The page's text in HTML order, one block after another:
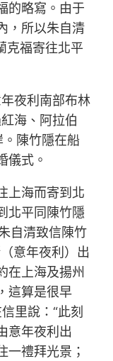
的略寫。由于
，所以朱自清
克福寄往北平
夜利南部布林
海、阿拉伯
陳竹隱在船
儀式。
上海而寄到北
北平同陳竹隱
自清致信陳竹
意年夜利）出
在上海及揚州
這算是很早
里說：“此刻
意年夜利出
一禮拜光景；